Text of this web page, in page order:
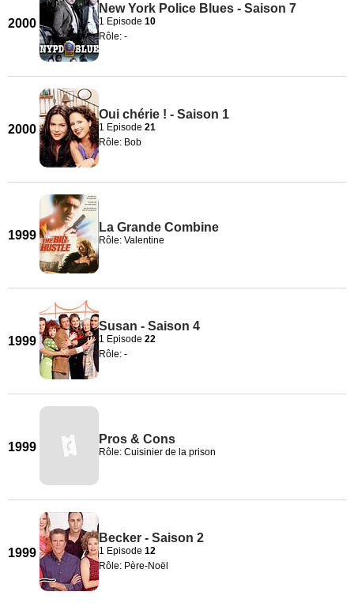
2000
New York Police Blues - Saison 7
1 Episode 10
Rôle: -
2000
Oui chérie ! - Saison 1
1 Episode 21
Rôle: Bob
1999
La Grande Combine
Rôle: Valentine
1999
Susan - Saison 4
1 Episode 22
Rôle: -
1999
Pros & Cons
Rôle: Cuisinier de la prison
1999
Becker - Saison 2
1 Episode 12
Rôle: Père-Noël